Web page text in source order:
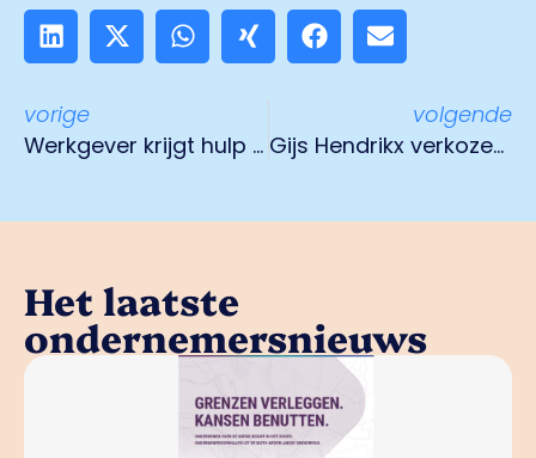
vorige
Werkgever krijgt hulp en ondersteuning bij inrichten eigen teststraat
volgende
Gijs Hendrikx verkozen tot Hotello of the Year 2021!
Het laatste
ondernemersnieuws